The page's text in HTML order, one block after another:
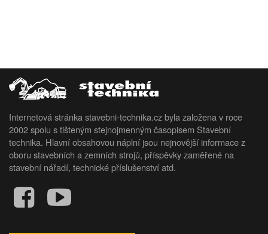
Internetová stránka stavebni-technika.cz byla založena v roce
2002 spolu s tišteným stejnojmenným časopisem Stavební
technika. Hlavní obsahovou náplní jsou nejnovější informace z
oboru stavebních a zemních strojů, příspěvky zaměřené na
stavební nářadí, technické příslušenství atd.